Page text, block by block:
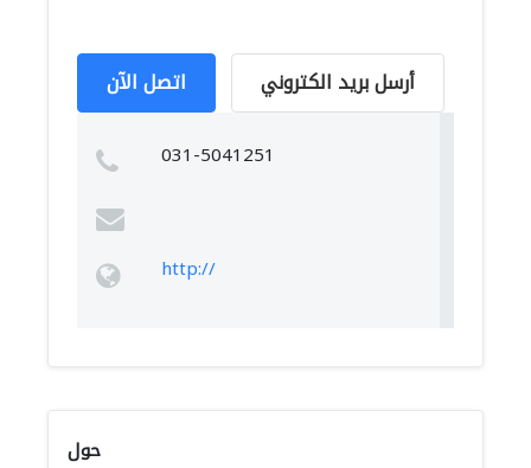
اتصل الآن أرسل بريد الكتروني
031-5041251
http://
حول